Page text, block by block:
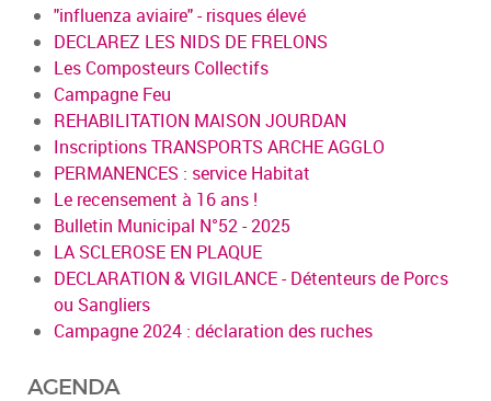
"influenza aviaire" - risques élevé
DECLAREZ LES NIDS DE FRELONS
Les Composteurs Collectifs
Campagne Feu
REHABILITATION MAISON JOURDAN
Inscriptions TRANSPORTS ARCHE AGGLO
PERMANENCES : service Habitat
Le recensement à 16 ans !
Bulletin Municipal N°52 - 2025
LA SCLEROSE EN PLAQUE
DECLARATION & VIGILANCE - Détenteurs de Porcs
ou Sangliers
Campagne 2024 : déclaration des ruches
AGENDA